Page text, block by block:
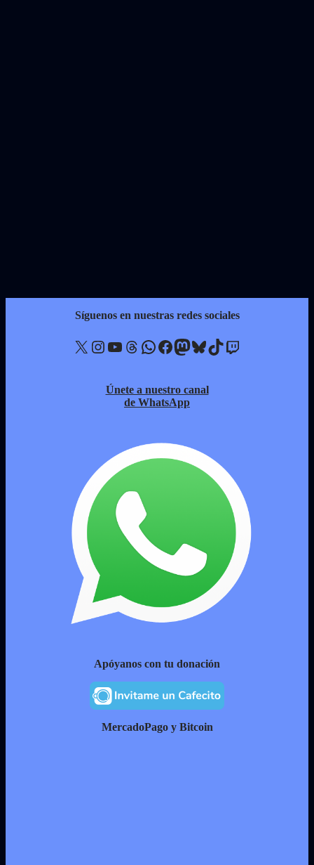
Síguenos en nuestras redes sociales
X Instagram YouTube Threads WhatsApp Facebook Mastodon Bluesky TikTok Twitch
Únete a nuestro canal
de WhatsApp
Apóyanos con tu donación
MercadoPago y Bitcoin